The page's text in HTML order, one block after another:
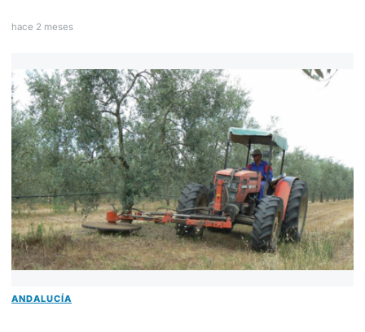
hace 2 meses
ANDALUCÍA